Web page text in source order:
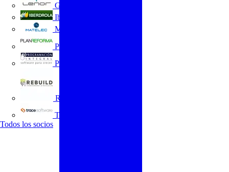
Grupo Lenor
Iberdrola
MATELEC
Plan Reforma
Programación Integral
REBUILD
Trace Software
Todos los socios